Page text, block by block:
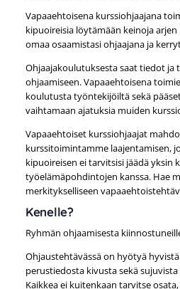
Vapaaehtoisena kurssiohjaajana
kipuoireisia löytämään keinoja
omaa osaamistasi ohjaajana ja
Ohjaajakoulutuksesta saat tiedot ja
ohjaamiseen. Vapaaehtoisena
koulutusta työntekijöiltä sekä
vaihtamaan ajatuksia muiden
Vapaaehtoiset kurssiohjaajat
kurssitoimintamme laajentamisen,
kipuoireisen ei tarvitsisi jäädä yksin
työelämäpohdintojen kanssa. Hae
merkitykselliseen
Kenelle?
Ryhmän ohjaamisesta
Ohjaustehtävässä on hyötyä
perustiedosta kivusta sekä
Kaikkea ei kuitenkaan tarvitse